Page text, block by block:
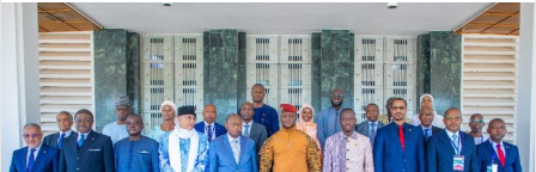
o
y
e
r
u
n